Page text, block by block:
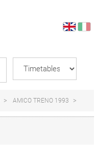
AMICO TRENO 1993